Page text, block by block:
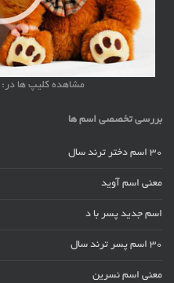
مشاهده کلیپ ها در:
بررسی تخصصی اسم ها
30 اسم دختر ترند سال
معنی اسم آوید
اسم جدید پسر با د
30 اسم پسر ترند سال
معنی اسم نسرین